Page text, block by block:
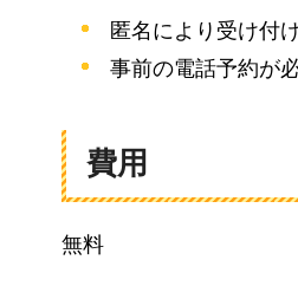
匿名により受け付
事前の電話予約が
費用
無料